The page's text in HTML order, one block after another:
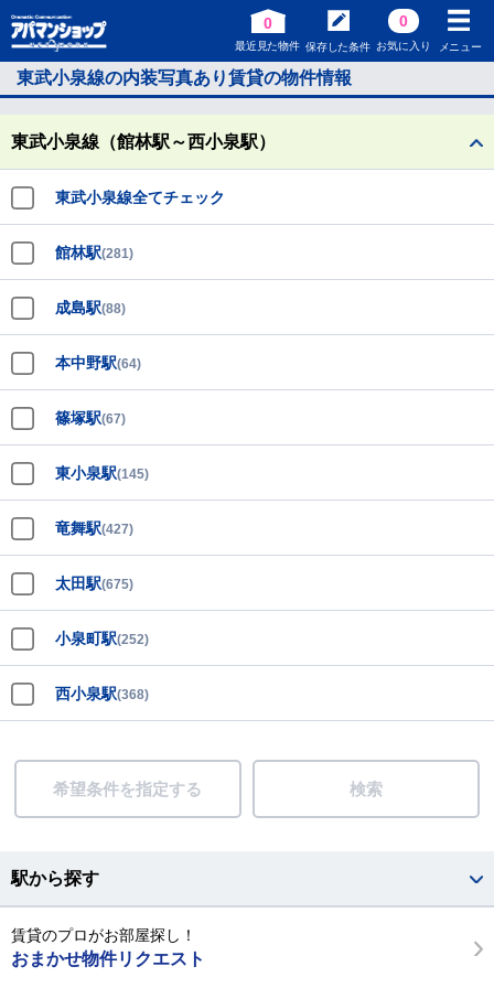
0
最近見た物件 保存した条件
0
お気に入り メニュー
東武小泉線の内装写真あり賃貸の物件情報
東武小泉線（館林駅～西小泉駅）
東武小泉線全てチェック
館林駅(281)
成島駅(88)
本中野駅(64)
篠塚駅(67)
東小泉駅(145)
竜舞駅(427)
太田駅(675)
小泉町駅(252)
西小泉駅(368)
希望条件を指定する 検索
駅から探す
賃貸のプロがお部屋探し！
おまかせ物件リクエスト